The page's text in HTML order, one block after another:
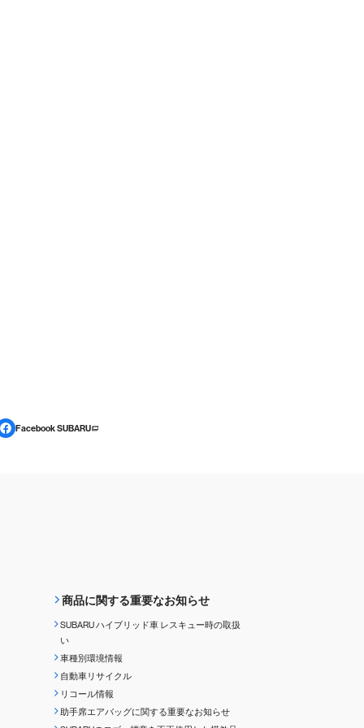
Facebook SUBARU
商品に関する重要なお知らせ
SUBARU ハイブリッド車 レスキュー時の取扱
い
車種別環境情報
自動車リサイクル
リコール情報
助手席エアバッグに関する重要なお知らせ